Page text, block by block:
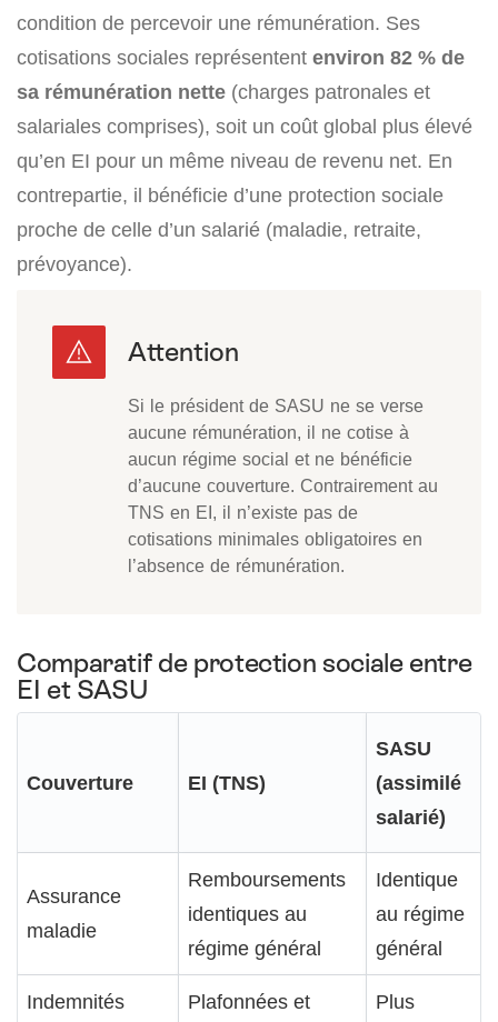
condition de percevoir une rémunération. Ses
cotisations sociales représentent environ 82 % de
sa rémunération nette (charges patronales et
salariales comprises), soit un coût global plus élevé
qu’en EI pour un même niveau de revenu net. En
contrepartie, il bénéficie d’une protection sociale
proche de celle d’un salarié (maladie, retraite,
prévoyance).
Si le président de SASU ne se verse
aucune rémunération, il ne cotise à
aucun régime social et ne bénéficie
d’aucune couverture. Contrairement au
TNS en EI, il n’existe pas de
cotisations minimales obligatoires en
l’absence de rémunération.
Comparatif de protection sociale entre
EI et SASU
Couverture EI (TNS)
SASU
(assimilé
salarié)
Assurance
maladie
Remboursements
identiques au
régime général
Identique
au régime
général
Indemnités
Plafonnées et
Plus